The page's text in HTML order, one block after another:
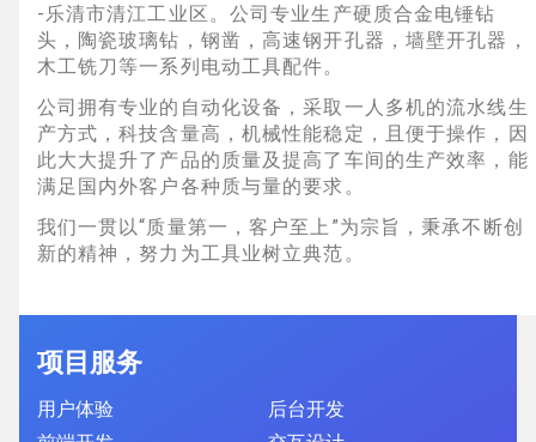
-乐清市清江工业区。公司专业生产硬质合金电锤钻
头，陶瓷玻璃钻，钢凿，高速钢开孔器，墙壁开孔器，
木工铣刀等一系列电动工具配件。
公司拥有专业的自动化设备，采取一人多机的流水线生
产方式，科技含量高，机械性能稳定，且便于操作，因
此大大提升了产品的质量及提高了车间的生产效率，能
满足国内外客户各种质与量的要求。
我们一贯以“质量第一，客户至上”为宗旨，秉承不断创
新的精神，努力为工具业树立典范。
项目服务
用户体验
后台开发
网站运维与内容优化